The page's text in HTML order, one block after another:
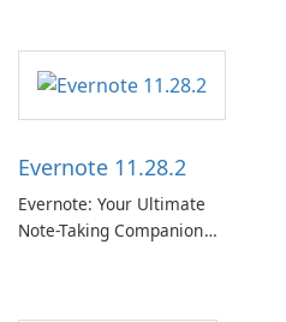
提供無縫的音樂體驗，讓他們
發現、流式傳輸和欣賞他們最
Spotify …
Evernote 11.28.2
Evernote: Your Ultimate
Note-Taking Companion